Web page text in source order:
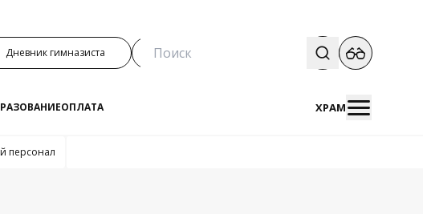
Дневник гимназиста Поступить в гимназию
ОПЛАТА ХРАМ
персонал